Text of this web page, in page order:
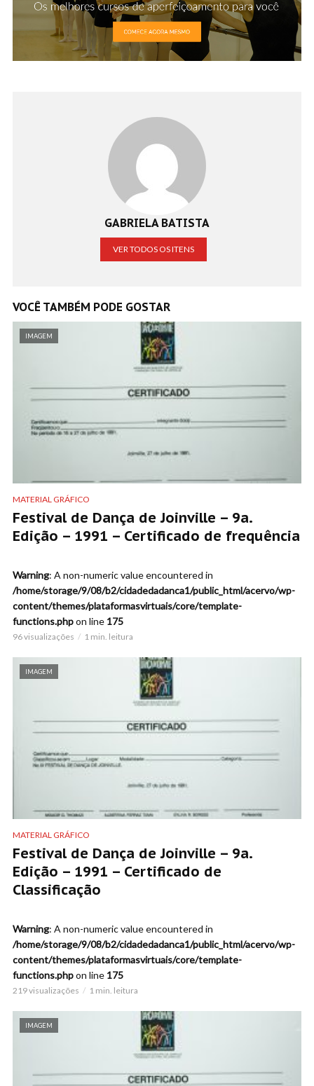
GABRIELA BATISTA
VER TODOS OS ITENS
VOCÊ TAMBÉM PODE GOSTAR
IMAGEM
MATERIAL GRÁFICO
Festival de Dança de Joinville – 9a.
Edição – 1991 – Certificado de frequência
Warning: A non-numeric value encountered in
/home/storage/9/08/b2/cidadedadanca1/public_html/acervo/wp-
content/themes/plataformasvirtuais/core/template-
functions.phpon line 175
96 visualizações 1 min. leitura
IMAGEM
MATERIAL GRÁFICO
Festival de Dança de Joinville – 9a.
Edição – 1991 – Certificado de
Classificação
Warning: A non-numeric value encountered in
/home/storage/9/08/b2/cidadedadanca1/public_html/acervo/wp-
content/themes/plataformasvirtuais/core/template-
functions.phpon line 175
219 visualizações 1 min. leitura
IMAGEM